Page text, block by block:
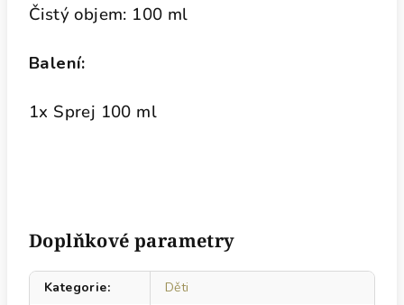
Čistý objem: 100 ml
Balení:
1x Sprej 100 ml
Doplňkové parametry
Kategorie:
Děti